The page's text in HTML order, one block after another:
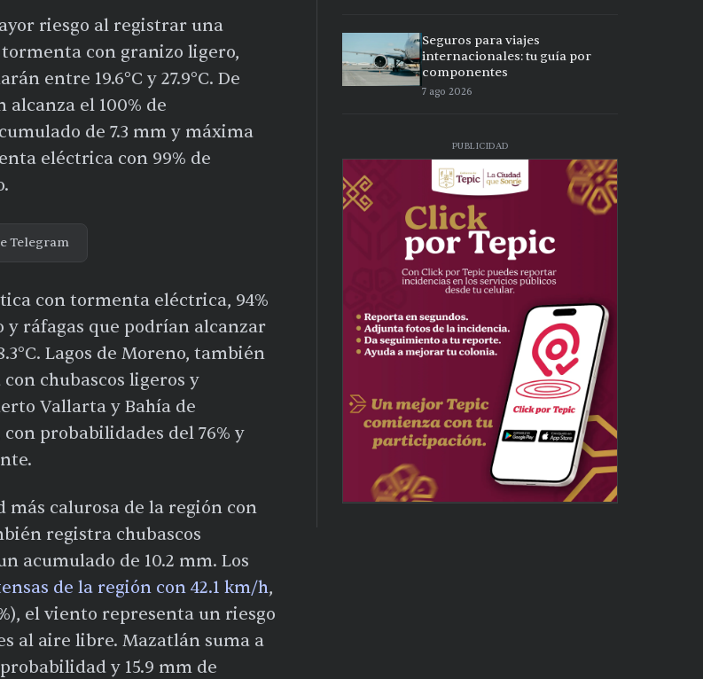
riesgo al registrar una
con granizo ligero,
entre 19.6°C y 27.9°C. De
el 100% de
de 7.3 mm y máxima
eléctrica con 99% de
Telegram
con tormenta eléctrica, 94%
y ráfagas que podrían alcanzar
Lagos de Moreno, también
chubascos ligeros y
Vallarta y Bahía de
probabilidades del 76% y
más calurosa de la región con
registra chubascos
acumulado de 10.2 mm. Los
de la región con 42.1 km/h,
el viento representa un riesgo
al aire libre. Mazatlán suma a
y 15.9 mm de
Seguros para viajes
internacionales: tu guía por
componentes
7 ago 2026
PUBLICIDAD